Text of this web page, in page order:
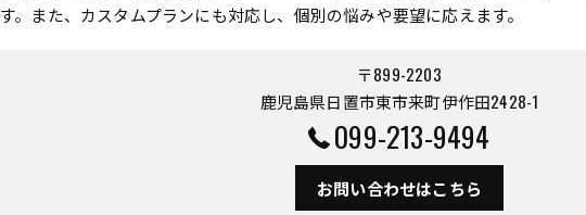
す。また、カスタムプランにも対応し、個別の悩みや要望に応えます。
〒899-2203
鹿児島県日置市東市来町伊作田2428-1
099-213-9494
お問い合わせはこちら